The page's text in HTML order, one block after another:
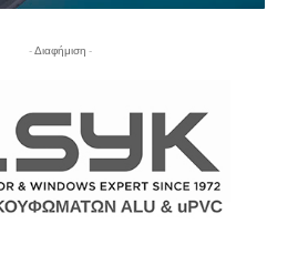
- Διαφήμιση -